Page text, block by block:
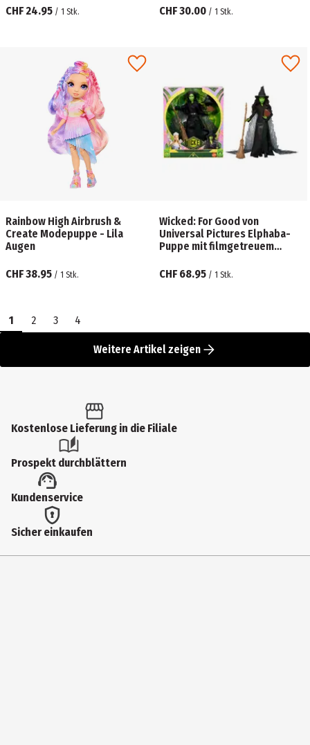
Haarbürste enthalten
CHF 24.95 / 1 Stk. CHF 30.00 / 1 Stk.
Rainbow High Airbrush &
Create Modepuppe - Lila
Augen
CHF 38.95 / 1 Stk.
Wicked: For Good von
Universal Pictures Elphaba-
Puppe mit filmgetreuem
CHF 68.95 / 1 Stk.
1 2 3 4
Weitere Artikel zeigen
Kostenlose Lieferung in die Filiale
Prospekt durchblättern
Kundenservice
Sicher einkaufen